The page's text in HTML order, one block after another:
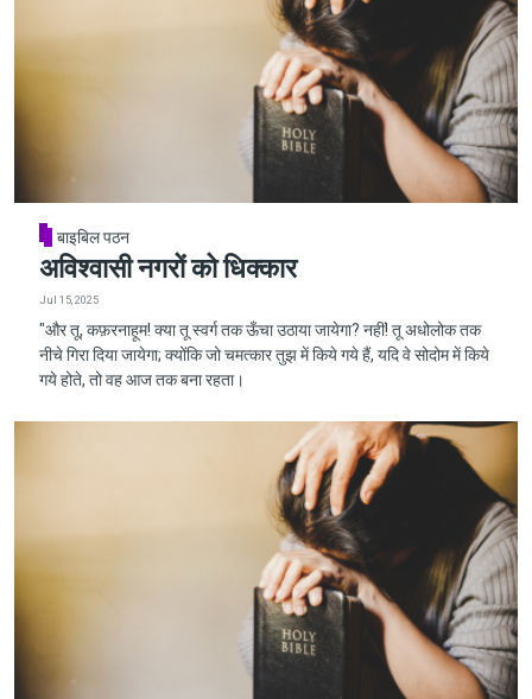
बाइबिल पठन
अविश्वासी नगरों को धिक्कार
Jul 15, 2025
"और तू, कफ़रनाहूम! क्या तू स्वर्ग तक ऊँचा उठाया जायेगा? नहीं! तू अधोलोक तक
नीचे गिरा दिया जायेगा; क्योंकि जो चमत्कार तुझ में किये गये हैं, यदि वे सोदोम में किये
गये होते, तो वह आज तक बना रहता।